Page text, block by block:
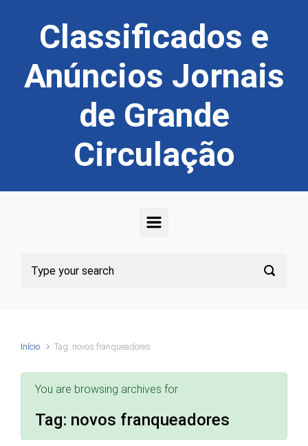
Classificados e
Anúncios Jornais
de Grande
Circulação
Início Tag: novos franqueadores
You are browsing archives for
Tag: novos franqueadores